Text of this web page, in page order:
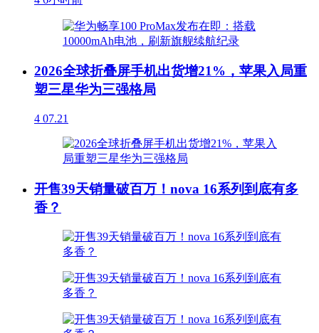
2026全球折叠屏手机出货增21%，苹果入局重
塑三星华为三强格局
4 07.21
开售39天销量破百万！nova 16系列到底有多
香？